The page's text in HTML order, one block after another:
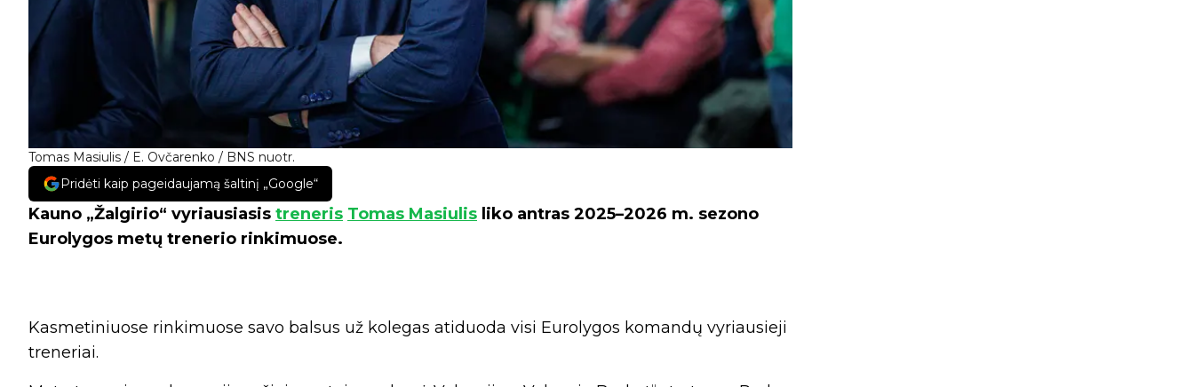
Tomas Masiulis / E. Ovčarenko / BNS nuotr.
Pridėti kaip pageidaujamą šaltinį „Google“
Kauno „Žalgirio“ vyriausiasis treneris Tomas Masiulis liko antras 2025–2026 m. sezono
Eurolygos metų trenerio rinkimuose.
Kasmetiniuose rinkimuose savo balsus už kolegas atiduoda visi Eurolygos komandų vyriausieji
treneriai.